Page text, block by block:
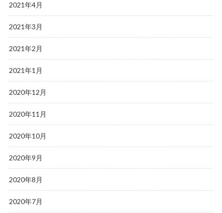
2021年4月
2021年3月
2021年2月
2021年1月
2020年12月
2020年11月
2020年10月
2020年9月
2020年8月
2020年7月